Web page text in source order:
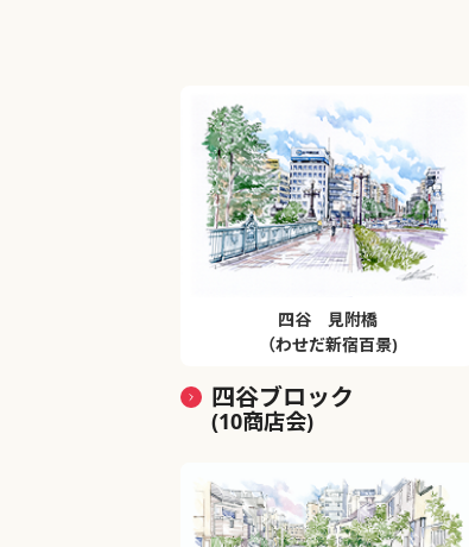
四谷 見附橋
（わせだ新宿百景)
四谷ブロック
(10商店会)